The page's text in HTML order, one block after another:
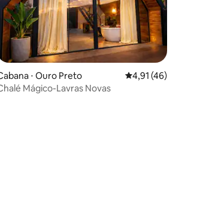
média de 5, 48 avaliações
⋅ Ouro Preto 4,91 de uma
4,91 (46)
Mágico-Lavras Novas